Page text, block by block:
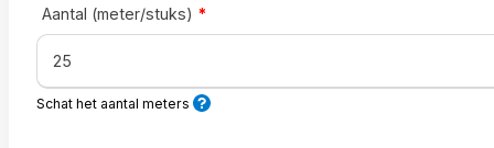
Aantal (meter/stuks) *
Schat het aantal meters